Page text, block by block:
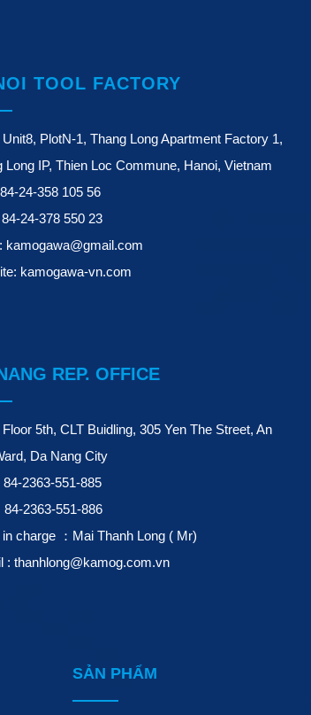
TOOL FACTORY
PlotN-1, Thang Long Apartment Factory 1,
Long IP, Thien Loc Commune, Hanoi, Vietnam
24-358 105 56
24-378 550 23
kamogawa@gmail.com
kamogawa-vn.com
REP. OFFICE
5th, CLT Buidling, 305 Yen The Street, An
Da Nang City
2363-551-885
84-2363-551-886
in charge ：Mai Thanh Long ( Mr)
: thanhlong@kamog.com.vn
SẢN PHẨM